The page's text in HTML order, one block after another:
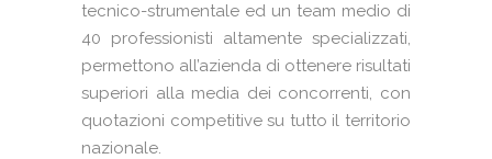
tecnico-strumentale ed un team medio di
40 professionisti altamente specializzati,
permettono all’azienda di ottenere risultati
superiori alla media dei concorrenti, con
quotazioni competitive su tutto il territorio
nazionale.